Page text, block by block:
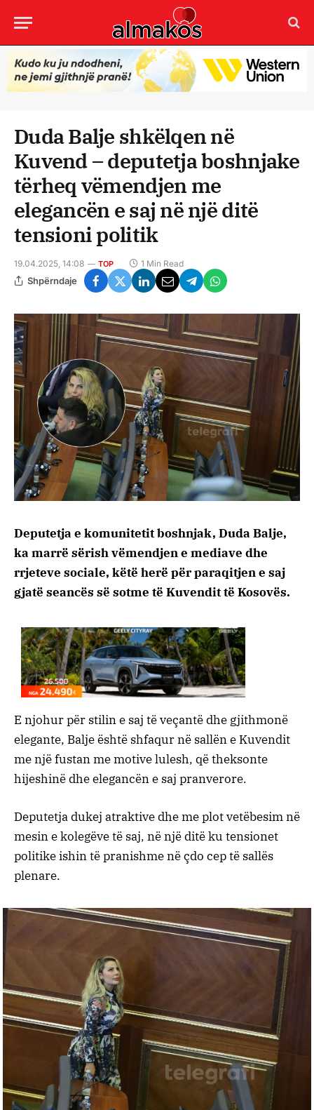
Duda Balje shkëlqen në
Kuvend – deputetja boshnjake
tërheq vëmendjen me
elegancën e saj në një ditë
tensioni politik
19.04.2025, 14:08 TOP 1 Min Read
Shpërndaje
Deputetja e komunitetit boshnjak, Duda Balje,
ka marrë sërish vëmendjen e mediave dhe
rrjeteve sociale, këtë herë për paraqitjen e saj
gjatë seancës së sotme të Kuvendit të Kosovës.
E njohur për stilin e saj të veçantë dhe gjithmonë
elegante, Balje është shfaqur në sallën e Kuvendit
me një fustan me motive lulesh, që theksonte
hijeshinë dhe elegancën e saj pranverore.
Deputetja dukej atraktive dhe me plot vetëbesim në
mesin e kolegëve të saj, në një ditë ku tensionet
politike ishin të pranishme në çdo cep të sallës
plenare.